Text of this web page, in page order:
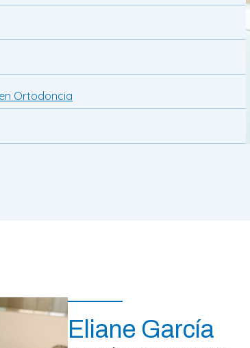
Ortodoncia
Eliane García